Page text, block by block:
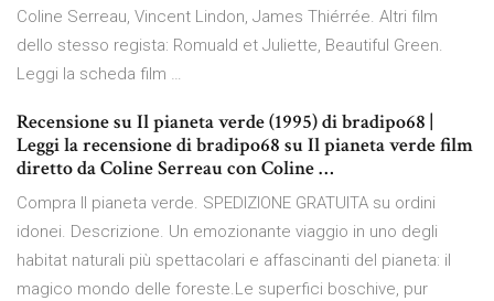
Coline Serreau, Vincent Lindon, James Thiérrée. Altri film
dello stesso regista: Romuald et Juliette, Beautiful Green.
Leggi la scheda film …
Recensione su Il pianeta verde (1995) di bradipo68 |
Leggi la recensione di bradipo68 su Il pianeta verde film
diretto da Coline Serreau con Coline …
Compra Il pianeta verde. SPEDIZIONE GRATUITA su ordini
idonei. Descrizione. Un emozionante viaggio in uno degli
habitat naturali più spettacolari e affascinanti del pianeta: il
magico mondo delle foreste.Le superfici boschive, pur